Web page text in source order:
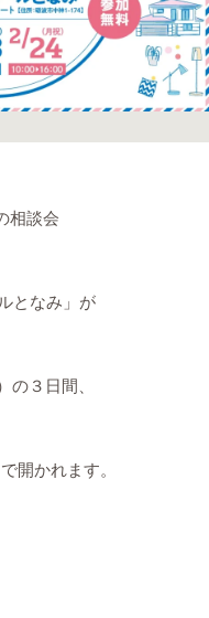
相談会
となみ」が
の３日間、
開かれます。